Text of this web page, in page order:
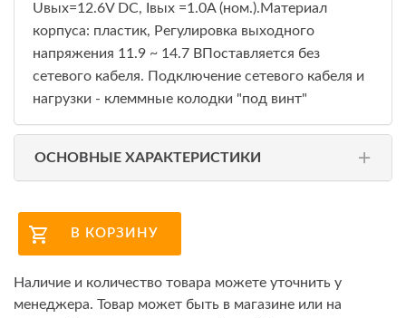
Uвых=12.6V DC, Iвых =1.0A (ном.).Материал
корпуса: пластик, Регулировка выходного
напряжения 11.9 ~ 14.7 ВПоставляется без
сетевого кабеля. Подключение сетевого кабеля и
нагрузки - клеммные колодки "под винт"
ОСНОВНЫЕ ХАРАКТЕРИСТИКИ
В КОРЗИНУ
Наличие и количество товара можете уточнить у
менеджера. Товар может быть в магазине или на